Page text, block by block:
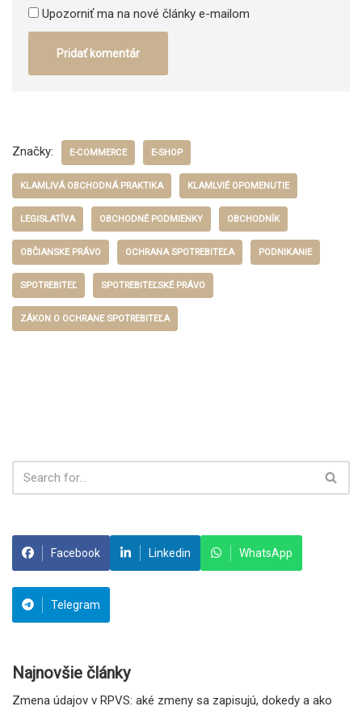
Upozorniť ma na nové články e-mailom
Značky: E-COMMERCE E-SHOP
KLAMLIVÁ OBCHODNÁ PRAKTIKA KLAMLVIÉ OPOMENUTIE
LEGISLATÍVA OBCHODNÉ PODMIENKY OBCHODNÍK
OBČIANSKE PRÁVO OCHRANA SPOTREBITEĽA PODNIKANIE
SPOTREBITEĽ SPOTREBITEĽSKÉ PRÁVO
ZÁKON O OCHRANE SPOTREBITEĽA
Facebook Linkedin WhatsApp
Telegram
Najnovšie články
Zmena údajov v RPVS: aké zmeny sa zapisujú, dokedy a ako